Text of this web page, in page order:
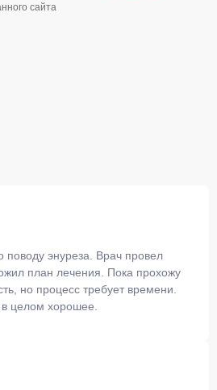
сайта
поводу энуреза. Врач провел
план лечения. Пока прохожу
но процесс требует времени.
целом хорошее.